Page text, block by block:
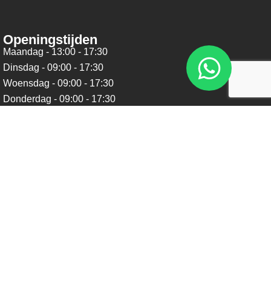
Openingstijden
Maandag - 13:00 - 17:30
Dinsdag - 09:00 - 17:30
Woensdag - 09:00 - 17:30
Donderdag - 09:00 - 17:30